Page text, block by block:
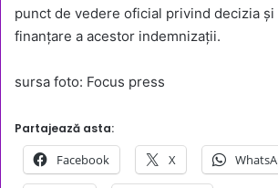
punct de vedere oficial privind decizia și
finanțare a acestor indemnizații.
sursa foto: Focus press
Partajează asta:
Facebook X